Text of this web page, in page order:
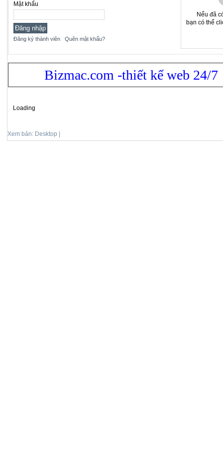
Mật khẩu
Đăng ký thành viên Quên mật khẩu?
Nếu đã
bạn có thể
Bizmac.com -thiết kế web 24/7
Loading
Xem bản: Desktop |